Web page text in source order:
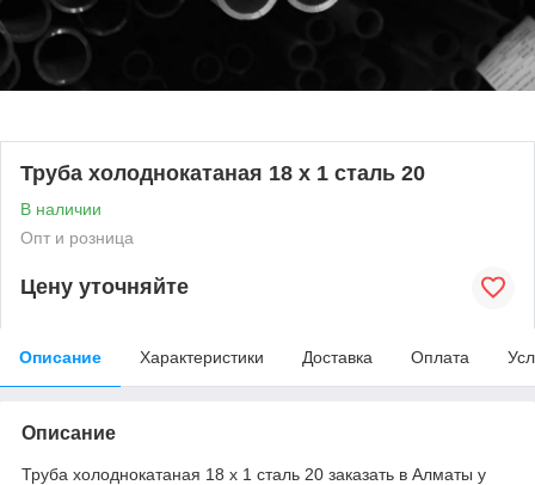
Труба холоднокатаная 18 х 1 сталь 20
В наличии
Опт и розница
Цену уточняйте
Описание Характеристики Доставка Оплата
Описание
Труба холоднокатаная 18 х 1 сталь 20 заказать в Алматы у